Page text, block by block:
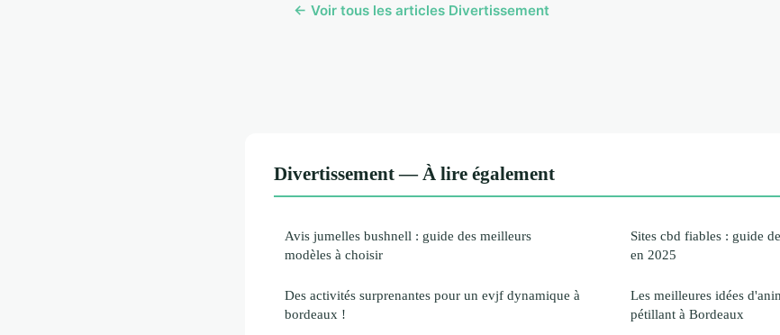
← Voir tous les articles Divertissement
Divertissement — À lire également
Avis jumelles bushnell : guide des meilleurs
modèles à choisir
Des activités surprenantes pour un evjf dynamique à
bordeaux !
Sites cbd fiables : guide
en 2025
Les meilleures idées
pétillant à Bordeaux